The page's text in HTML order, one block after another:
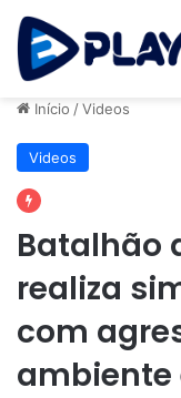
Início /Videos
Videos
Batalhão
realiza
com
ambiente